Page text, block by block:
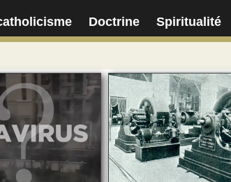
Doctrine Spiritualité